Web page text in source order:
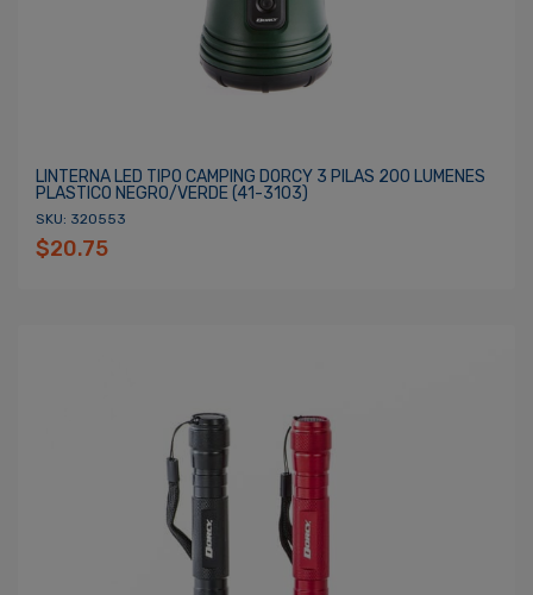
LINTERNA LED TIPO CAMPING DORCY 3 PILAS 200 LUMENES
PLASTICO NEGRO/VERDE (41-3103)
SKU: 320553
$20.75